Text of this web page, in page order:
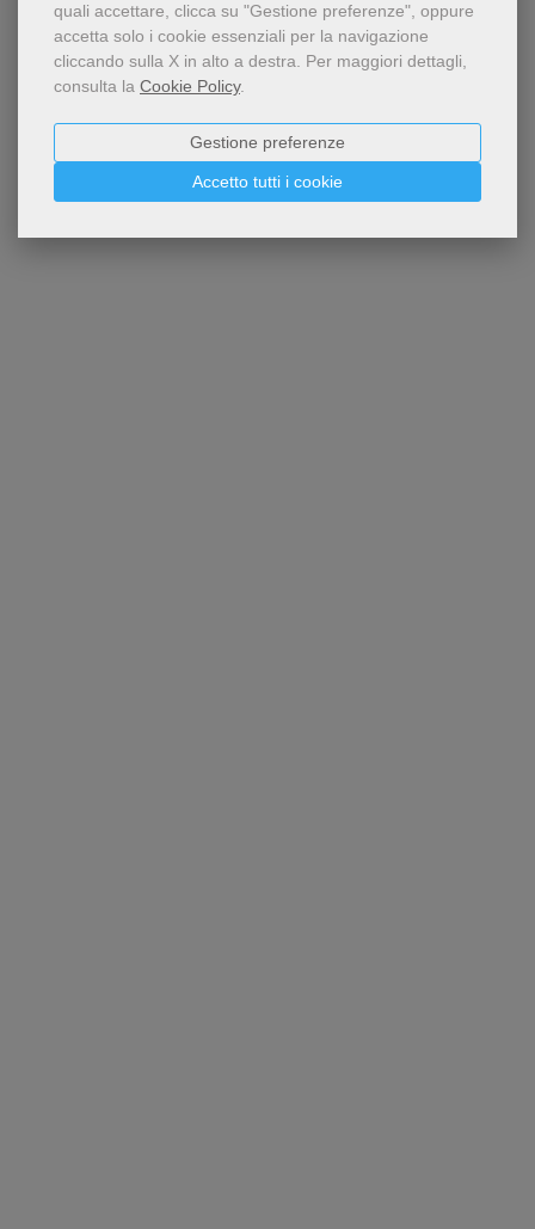
quali accettare, clicca su "Gestione preferenze", oppure
accetta solo i cookie essenziali per la navigazione
cliccando sulla X in alto a destra. Per maggiori dettagli,
consulta la Cookie Policy.
Accetto tutti i cookie
Gestione preferenze